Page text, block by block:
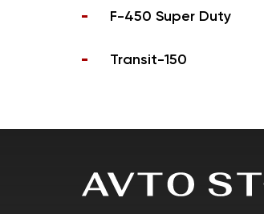
F-450 Super Duty
Transit-150